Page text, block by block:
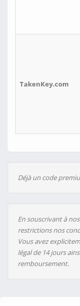
TakenKey.com
Déjà un code
En souscrivant à
restrictions nos
Vous avez
légal de 14 jours
remboursement.